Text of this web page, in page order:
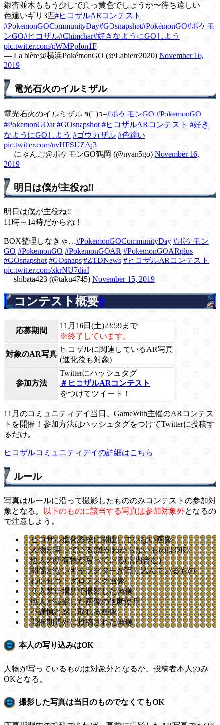
銀杏並木ももう少しで真っ黄色でしょうか〜待ち遠しい
色違いギリ3匹#ヒコザルARコンテスト
#PokemonGOCommunityDay#GOsnapshot#PokémonGO#ポケモ
ンGO#ヒコザル#Chimchar#好きなようにGOしよう
pic.twitter.com/pWMPpIon1F
— La bière@横浜PokémonGO (@Labiere2020) November 16,
2019
電光石火のイルミザル
電光石火のイルミザル ٩(¨ )ว=͟͟͞͞#ポケモンGO #PokemonGO
#PokemonGOar #GOsnapshot #ヒコザルARコンテスト #好き
なようにGOしよう #ゴウカザル #色違い
pic.twitter.com/uvHFSUZAj3
— にゃんご@ポケモンGO鶴岡 (@nyan5go) November 16,
2019
明日は僕が主役ね‼️
明日は僕が主役ね‼️
11時～14時だからね！
BOX整理しなきゃ…#PokemonGOCommunityDay #ポケモン
GO #PokemonGO #PokemonGOAR #PokemonGOARplus
#GOsnapshot #GOsnaps #ZTDNews #ヒコザルARコンテスト
pic.twitter.com/xkrNU7diaI
— shibata423 (@taku4745) November 15, 2019
コンテスト概要0
応募期間
11月16日(土)23:59まで
※終了しています。
対象のAR写真
ヒコザルに関連しているAR写真
(進化後も対象)
参加方法
Twitterにハッシュタグ
＃ヒコザルARコンテスト
をつけてツイート！
11月のコミュニティデイ当日、GameWith主催のARコンテス
トを開催！参加方法はハッシュタグをつけてTwitterに投稿す
るだけ。
ヒコザルコミュニティデイの詳細はこちら
ルール
写真はルールに沿って撮影したもののみコンテストの参加対
象となる。
以下のものに該当する写真は参加対象外となるの
で注意しよう。
ヒコザル進化系統に関連していない画像
人物が写っている(誰かわからないものはOK)
他人の所有物が写っている(店内含む)
関係がないキャラクターが写り込んでいるもの
わいせつ・グロテスク画像
立入禁止場所で撮影した画像
他人が撮影した画像の無断使用
不謹慎と感じ取れる画像
開催期間外に投稿された画像
本人の写り込みはOK
人物が写っているものは対象外となるが、投稿者本人のみ
OKとなる。
撮影した写真は当日のものでなくてもOK